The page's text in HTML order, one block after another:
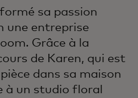
sa passion
une entreprise
Grâce à la
de Karen, qui est
dans sa maison
à un studio floral